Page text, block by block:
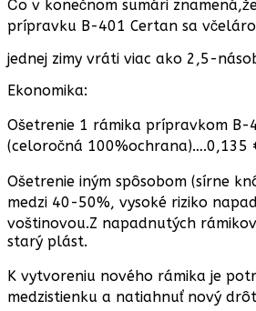
Čo v konečnom sumári
prípravku B-401 Certan sa
jednej zimy vráti viac ako 2,5-
Ekonomika:
Ošetrenie 1 rámika prípravkom B-
(celoročná 100%ochrana)….0,135
Ošetrenie iným spôsobom (sírne
medzi 40-50%, vysoké riziko
voštinovou.Z napadnutých
starý plást.
K vytvoreniu nového rámika je
medzistienku a natiahnuť nový